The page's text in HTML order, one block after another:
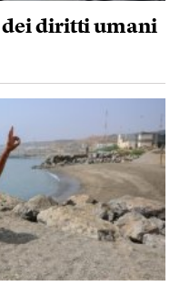
dei diritti umani